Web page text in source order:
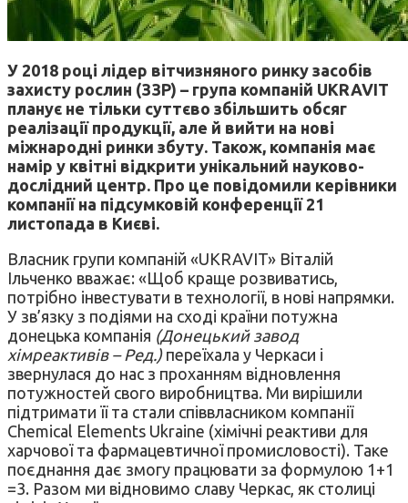
У 2018 році лідер вітчизняного ринку засобів
захисту рослин (ЗЗР) – група компаній UKRAVIT
планує не тільки суттєво збільшить обсяг
реалізації продукції, але й вийти на нові
міжнародні ринки збуту. Також, компанія має
намір у квітні відкрити унікальний науково-
дослідний центр. Про це повідомили керівники
компанії на підсумковій конференції 21
листопада в Києві.
Власник групи компаній «UKRAVIT» Віталій
Ільченко вважає: «Щоб краще розвиватись,
потрібно інвестувати в технології, в нові напрямки.
У зв’язку з подіями на сході країни потужна
донецька компанія (Донецький завод
хімреактивів – Ред.)переїхала у Черкаси і
звернулася до нас з проханням відновлення
потужностей свого виробництва. Ми вирішили
підтримати її та стали співвласником компанії
Chemical Elements Ukraine (хімічні реактиви для
харчової та фармацевтичної промисловості). Таке
поєднання дає змогу працювати за формулою 1+1
=3. Разом ми відновимо славу Черкас, як столиці